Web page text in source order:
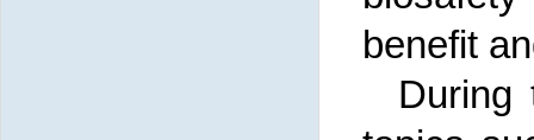
benefit
During